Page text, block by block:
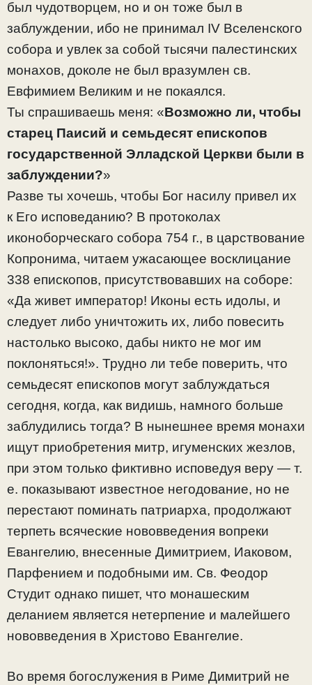
был чудотворцем, но и он тоже был в
заблуждении, ибо не принимал IV Вселенского
собора и увлек за собой тысячи палестинских
монахов, доколе не был вразумлен св.
Евфимием Великим и не покаялся.
Ты спрашиваешь меня: «Возможно ли, чтобы
старец Паисий и семьдесят епископов
государственной Элладской Церкви были в
заблуждении?»
Разве ты хочешь, чтобы Бог насилу привел их
к Его исповеданию? В протоколах
иконоборческаго собора 754 г., в царствование
Копронима, читаем ужасающее восклицание
338 епископов, присутствовавших на соборе:
«Да живет император! Иконы есть идолы, и
следует либо уничтожить их, либо повесить
настолько высоко, дабы никто не мог им
поклоняться!». Трудно ли тебе поверить, что
семьдесят епископов могут заблуждаться
сегодня, когда, как видишь, намного больше
заблудились тогда? В нынешнее время монахи
ищут приобретения митр, игуменских жезлов,
при этом только фиктивно исповедуя веру — т.
е. показывают известное негодование, но не
перестают поминать патриарха, продолжают
терпеть всяческие нововведения вопреки
Евангелию, внесенные Димитрием, Иаковом,
Парфением и подобными им. Св. Феодор
Студит однако пишет, что монашеским
деланием является нетерпение и малейшего
нововведения в Христово Евангелие.
Во время богослужения в Риме Димитрий не